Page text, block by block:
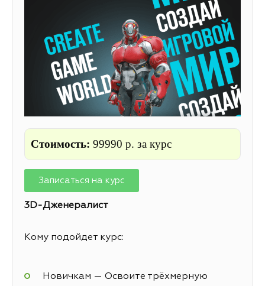
Стоимость: 99990 р. за курс
Записаться на курс
3D-Дженералист
Кому подойдет курс:
Новичкам — Освоите трёхмерную